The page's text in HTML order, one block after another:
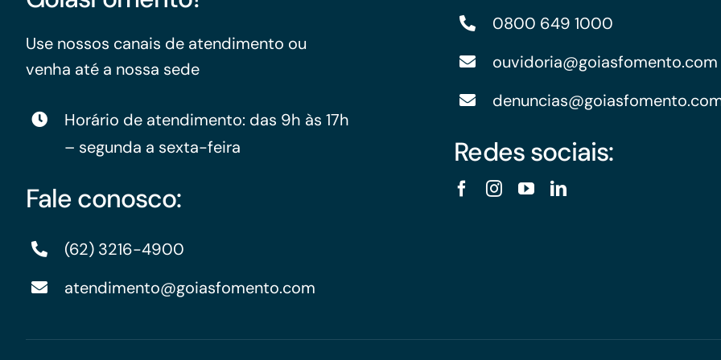
Use nossos canais de atendimento ou
venha até a nossa sede
Horário de atendimento: das 9h às 17h
– segunda a sexta-feira
Fale conosco:
(62) 3216-4900
atendimento@goiasfomento.com
0800 649 1000
ouvidoria@goiasfomento.com
Redes sociais: